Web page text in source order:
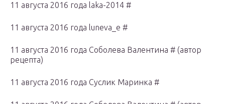
11 августа 2016 года laka-2014 #
11 августа 2016 года luneva_e #
11 августа 2016 года Соболева Валентина # (автор
рецепта)
11 августа 2016 года Суслик Маринка #